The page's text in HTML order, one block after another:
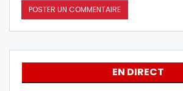
EN DIRECT